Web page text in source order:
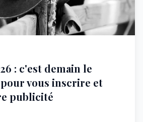
: c'est demain le
vous inscrire et
publicité